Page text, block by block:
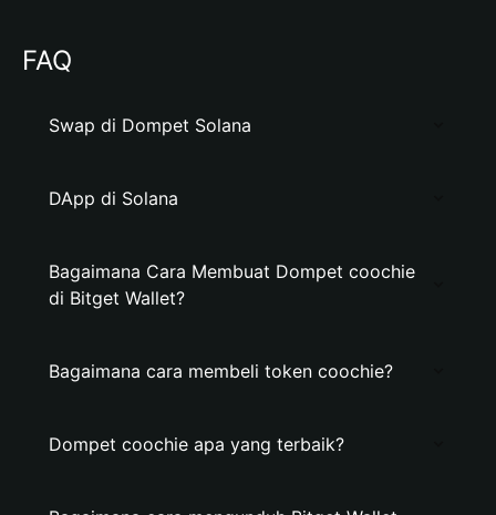
FAQ
Swap di Dompet Solana
DApp di Solana
Bagaimana Cara Membuat Dompet coochie
di Bitget Wallet?
Bagaimana cara membeli token coochie?
Dompet coochie apa yang terbaik?